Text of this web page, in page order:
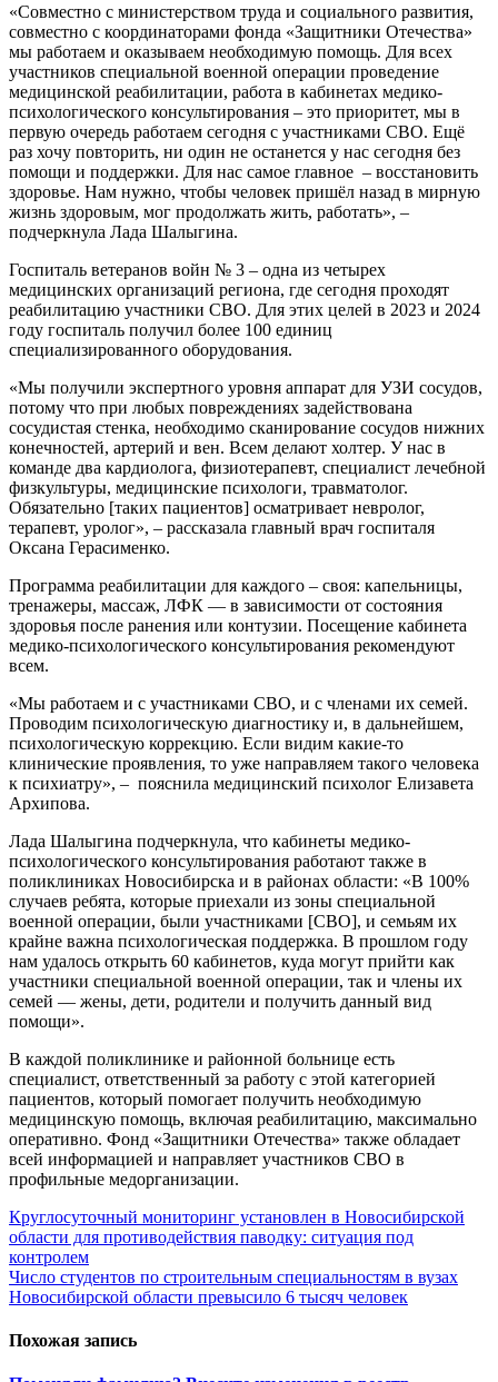
«Совместно с министерством труда и социального развития,
совместно с координаторами фонда «Защитники Отечества»
мы работаем и оказываем необходимую помощь. Для всех
участников специальной военной операции проведение
медицинской реабилитации, работа в кабинетах медико-
психологического консультирования – это приоритет, мы в
первую очередь работаем сегодня с участниками СВО. Ещё
раз хочу повторить, ни один не останется у нас сегодня без
помощи и поддержки. Для нас самое главное – восстановить
здоровье. Нам нужно, чтобы человек пришёл назад в мирную
жизнь здоровым, мог продолжать жить, работать», –
подчеркнула Лада Шалыгина.
Госпиталь ветеранов войн № 3 – одна из четырех
медицинских организаций региона, где сегодня проходят
реабилитацию участники СВО. Для этих целей в 2023 и 2024
году госпиталь получил более 100 единиц
специализированного оборудования.
«Мы получили экспертного уровня аппарат для УЗИ сосудов,
потому что при любых повреждениях задействована
сосудистая стенка, необходимо сканирование сосудов нижних
конечностей, артерий и вен. Всем делают холтер. У нас в
команде два кардиолога, физиотерапевт, специалист лечебной
физкультуры, медицинские психологи, травматолог.
Обязательно [таких пациентов] осматривает невролог,
терапевт, уролог», – рассказала главный врач госпиталя
Оксана Герасименко.
Программа реабилитации для каждого – своя: капельницы,
тренажеры, массаж, ЛФК — в зависимости от состояния
здоровья после ранения или контузии. Посещение кабинета
медико-психологического консультирования рекомендуют
всем.
«Мы работаем и с участниками СВО, и с членами их семей.
Проводим психологическую диагностику и, в дальнейшем,
психологическую коррекцию. Если видим какие-то
клинические проявления, то уже направляем такого человека
к психиатру», – пояснила медицинский психолог Елизавета
Архипова.
Лада Шалыгина подчеркнула, что кабинеты медико-
психологического консультирования работают также в
поликлиниках Новосибирска и в районах области: «В 100%
случаев ребята, которые приехали из зоны специальной
военной операции, были участниками [СВО], и семьям их
крайне важна психологическая поддержка. В прошлом году
нам удалось открыть 60 кабинетов, куда могут прийти как
участники специальной военной операции, так и члены их
семей — жены, дети, родители и получить данный вид
помощи».
В каждой поликлинике и районной больнице есть
специалист, ответственный за работу с этой категорией
пациентов, который помогает получить необходимую
медицинскую помощь, включая реабилитацию, максимально
оперативно. Фонд «Защитники Отечества» также обладает
всей информацией и направляет участников СВО в
профильные медорганизации.
Навигация
по
записям
Круглосуточный мониторинг установлен в Новосибирской
области для противодействия паводку: ситуация под
контролем
Число студентов по строительным специальностям в вузах
Новосибирской области превысило 6 тысяч человек
Похожая запись